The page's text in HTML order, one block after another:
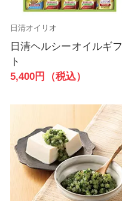
日清オイリオ
日清ヘルシーオイルギフ
ト
5,400円（税込）